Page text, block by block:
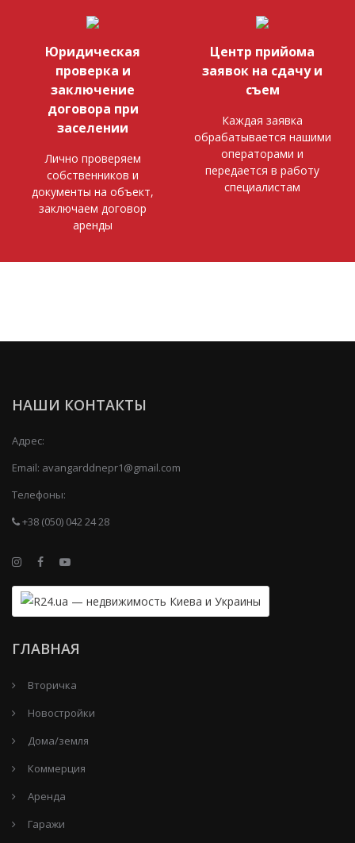
Юридическая
проверка и
заключение
договора при
заселении
Лично проверяем
собственников и
документы на объект,
заключаем договор
аренды
Центр прийома
заявок на сдачу и
съем
Каждая заявка
обрабатывается нашими
операторами и
передается в работу
специалистам
НАШИ КОНТАКТЫ
Адрес:
Email: avangarddnepr1@gmail.com
Телефоны:
+38 (050) 042 24 28
ГЛАВНАЯ
Вторичка
Новостройки
Дома/земля
Коммерция
Аренда
Гаражи